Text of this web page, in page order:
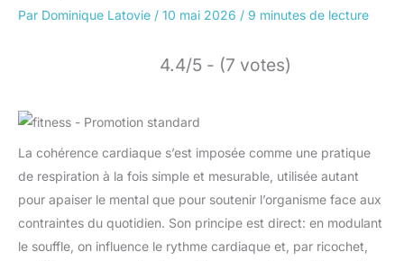
Par Dominique Latovie / 10 mai 2026 / 9 minutes de lecture
4.4/5 - (7 votes)
La cohérence cardiaque s’est imposée comme une pratique
de respiration à la fois simple et mesurable, utilisée autant
pour apaiser le mental que pour soutenir l’organisme face aux
contraintes du quotidien. Son principe est direct: en modulant
le souffle, on influence le rythme cardiaque et, par ricochet,